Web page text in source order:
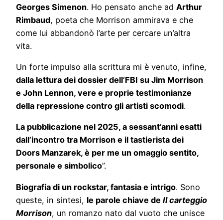
Georges Simenon. Ho pensato anche ad Arthur
Rimbaud, poeta che Morrison ammirava e che
come lui abbandonò l’arte per cercare un’altra
vita.
Un forte impulso alla scrittura mi è venuto, infine,
dalla lettura dei dossier dell’FBI su Jim Morrison
e John Lennon, vere e proprie testimonianze
della repressione contro gli artisti scomodi.
La pubblicazione nel 2025, a sessant’anni esatti
dall’incontro tra Morrison e il tastierista dei
Doors Manzarek, è per me un omaggio sentito,
personale e simbolico”.
Biografia di un rockstar, fantasia e intrigo. Sono
queste, in sintesi, le parole chiave de Il carteggio
Morrison, un romanzo nato dal vuoto che unisce